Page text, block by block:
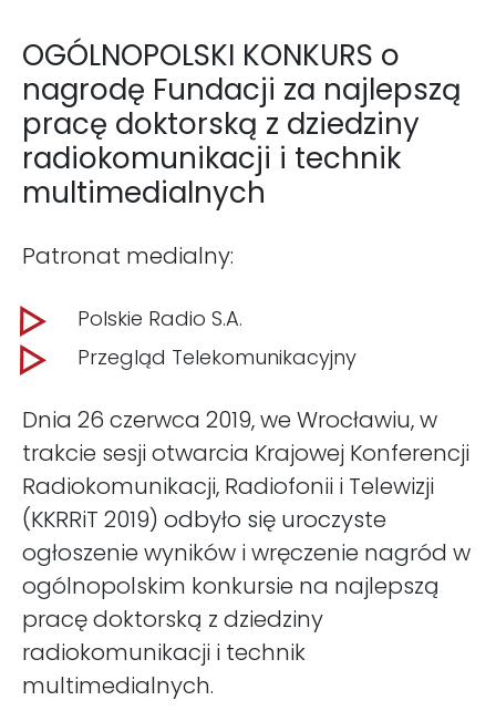
OGÓLNOPOLSKI KONKURS o
nagrodę Fundacji za najlepszą
pracę doktorską z dziedziny
radiokomunikacji i technik
multimedialnych
Patronat medialny:
Polskie Radio S.A.
Przegląd Telekomunikacyjny
Dnia 26 czerwca 2019, we Wrocławiu, w
trakcie sesji otwarcia Krajowej Konferencji
Radiokomunikacji, Radiofonii i Telewizji
(KKRRiT 2019) odbyło się uroczyste
ogłoszenie wyników i wręczenie nagród w
ogólnopolskim konkursie na najlepszą
pracę doktorską z dziedziny
radiokomunikacji i technik
multimedialnych.